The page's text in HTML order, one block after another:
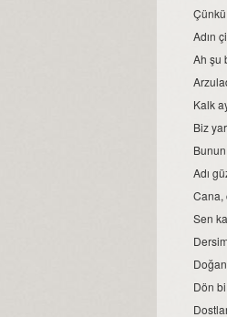
Adın
Ah şu
Kalk
Biz
Bunun
Adı
Cana,
Sen
Dön